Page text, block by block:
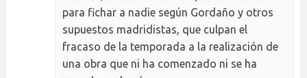
para fichar a nadie según Gordaño y otros
supuestos madridistas, que culpan el
fracaso de la temporada a la realización de
una obra que ni ha comenzado ni se ha